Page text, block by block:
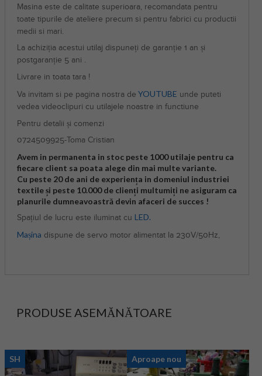
Masina este de calitate superioara, recomandata pentru
toate tipurile de ateliere precum si pentru fabrici cu productii
medii si mari.
La achiziția acestui utilaj dispuneți de garanție 1 an și
postgaranție 5 ani .
Livrare in toata tara !
Va invitam si pe pagina nostra de YOUTUBE unde puteti
vedea videoclipuri cu utilajele noastre in functiune
Pentru detalii și comenzi
0724509925-Toma Cristian
Avem in permanenta in stoc peste 1000 utilaje pentru ca
fiecare client sa poata alege din mai multe variante.
Cu peste 20 de ani de experiența in domeniul industriei
textile și peste 10.000 de clienți multumiți ne asiguram ca
planurile dumneavoastră devin afaceri de succes !
Spațiul de lucru este iluminat cu LED.
Mașina dispune de servo motor alimentat la 230V/50Hz,
PRODUSE ASEMĂNĂTOARE
SH Aproape nou